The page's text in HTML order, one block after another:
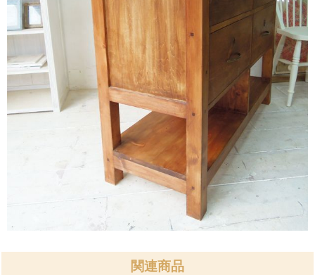
関連商品